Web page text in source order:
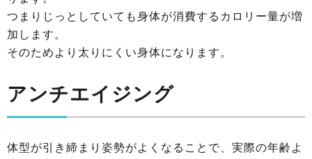
つまりじっとしていても身体が消費するカロリー量が増
加します。
そのためより太りにくい身体になります。
アンチエイジング
体型が引き締まり姿勢がよくなることで、実際の年齢よ